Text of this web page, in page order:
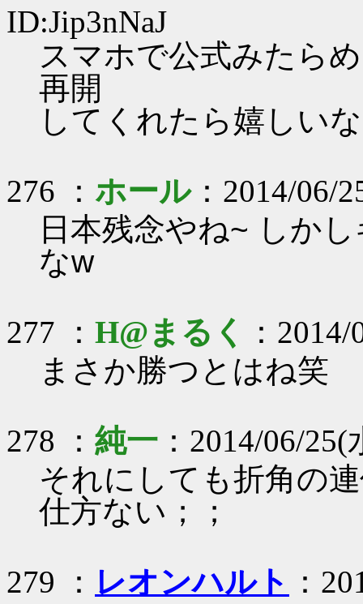
ID:Jip3nNaJ
スマホで公式みたら
再開
してくれたら嬉しい
276 ： ホール：2014/06/
日本残念やね~ しか
なw
277 ： H@まるく
：
まさか勝つとはね笑
278 ： 純一 ：2014/06/
それにしても折角の
仕方ない；；
279 ： レオンハルト ：